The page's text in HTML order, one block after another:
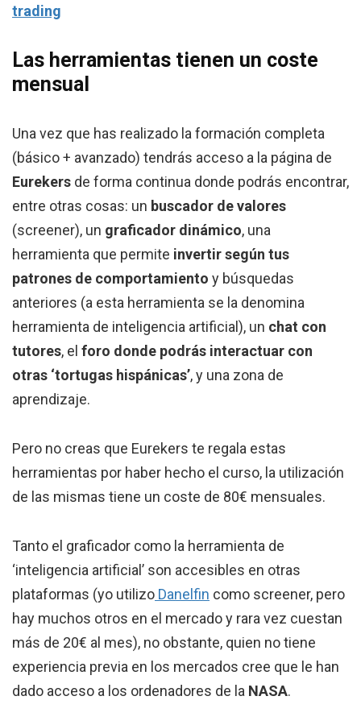
trading
Las herramientas tienen un coste
mensual
Una vez que has realizado la formación completa
(básico + avanzado) tendrás acceso a la página de
Eurekers de forma continua donde podrás encontrar,
entre otras cosas: un buscador de valores
(screener), un graficador dinámico, una
herramienta que permite invertir según tus
patrones de comportamiento y búsquedas
anteriores (a esta herramienta se la denomina
herramienta de inteligencia artificial), un chat con
tutores, el foro donde podrás interactuar con
otras ‘tortugas hispánicas’, y una zona de
aprendizaje.
Pero no creas que Eurekers te regala estas
herramientas por haber hecho el curso, la utilización
de las mismas tiene un coste de 80€ mensuales.
Tanto el graficador como la herramienta de
‘inteligencia artificial’ son accesibles en otras
plataformas (yo utilizo Danelfin como screener, pero
hay muchos otros en el mercado y rara vez cuestan
más de 20€ al mes), no obstante, quien no tiene
experiencia previa en los mercados cree que le han
dado acceso a los ordenadores de la NASA.